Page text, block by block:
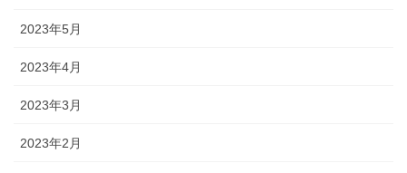
2023年5月
2023年4月
2023年3月
2023年2月